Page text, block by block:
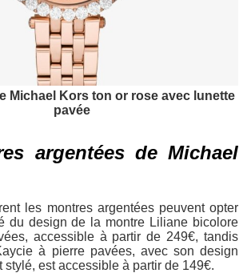
Michael Kors ton or rose avec lunette
pavée
argentées de Michael
les montres argentées peuvent opter
du design de la montre Liliane bicolore
accessible à partir de 249€, tandis
à pierre pavées, avec son design
stylé, est accessible à partir de 149€.